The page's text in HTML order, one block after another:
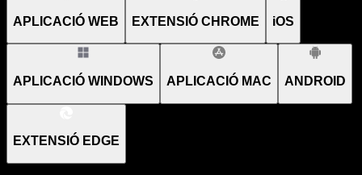
APLICACIÓ WEB EXTENSIÓ CHROME iOS
APLICACIÓ WINDOWS APLICACIÓ MAC ANDROID
EXTENSIÓ EDGE